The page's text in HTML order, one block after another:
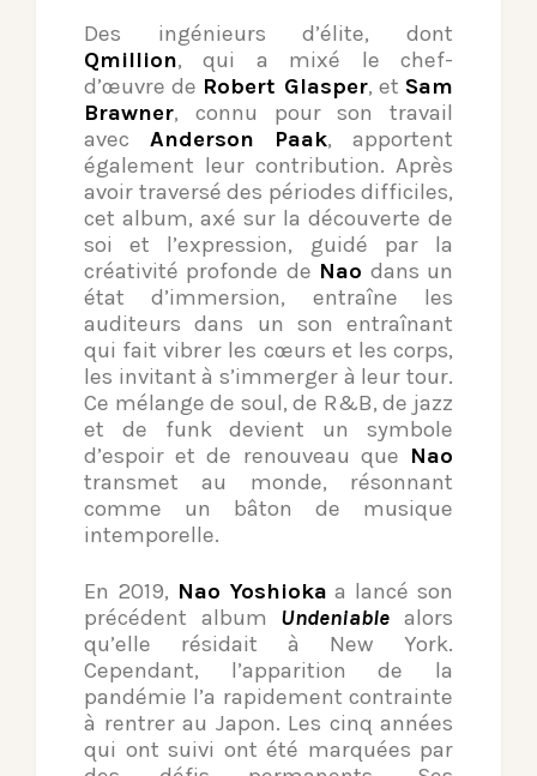
Des ingénieurs d’élite, dont
Qmillion, qui a mixé le chef-
d’œuvre de Robert Glasper, et Sam
Brawner, connu pour son travail
avec Anderson Paak, apportent
également leur contribution. Après
avoir traversé des périodes difficiles,
cet album, axé sur la découverte de
soi et l’expression, guidé par la
créativité profonde de Nao dans un
état d’immersion, entraîne les
auditeurs dans un son entraînant
qui fait vibrer les cœurs et les corps,
les invitant à s’immerger à leur tour.
Ce mélange de soul, de R&B, de jazz
et de funk devient un symbole
d’espoir et de renouveau que Nao
transmet au monde, résonnant
comme un bâton de musique
intemporelle.
En 2019, Nao Yoshioka a lancé son
précédent album Undeniable alors
qu’elle résidait à New York.
Cependant, l’apparition de la
pandémie l’a rapidement contrainte
à rentrer au Japon. Les cinq années
qui ont suivi ont été marquées par